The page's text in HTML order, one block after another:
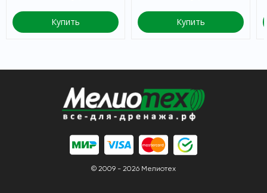
Купить Купить
© 2009 - 2026 Мелиотех